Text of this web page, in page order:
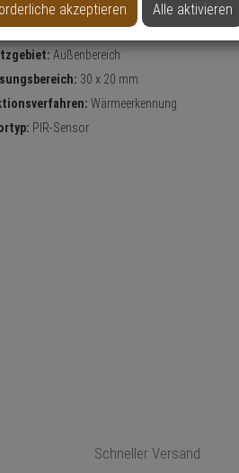
Außenbereich
30 x 20 mm
Wärmeerkennung
PIR-Sensor
Schneller Versand
akzeptieren Alle aktivieren